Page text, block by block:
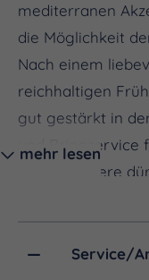
mediterranen
die Möglichkeit
Nach einem
reichhaltigen
gut gestärkt in
und
Angebot. Tiere
mehr lesen
Service/